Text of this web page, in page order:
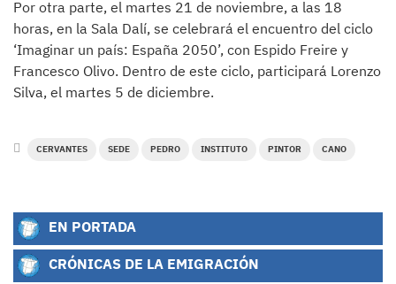
Por otra parte, el martes 21 de noviembre, a las 18
horas, en la Sala Dalí, se celebrará el encuentro del ciclo
‘Imaginar un país: España 2050’, con Espido Freire y
Francesco Olivo. Dentro de este ciclo, participará Lorenzo
Silva, el martes 5 de diciembre.
CERVANTES SEDE PEDRO INSTITUTO PINTOR CANO
EN PORTADA
CRÓNICAS DE LA EMIGRACIÓN